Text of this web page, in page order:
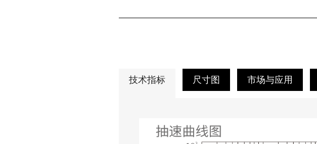
技术指标 尺寸图 市场与应用